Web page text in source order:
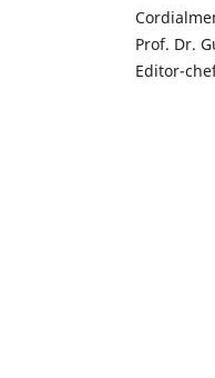
Prof. Dr.
Editor-